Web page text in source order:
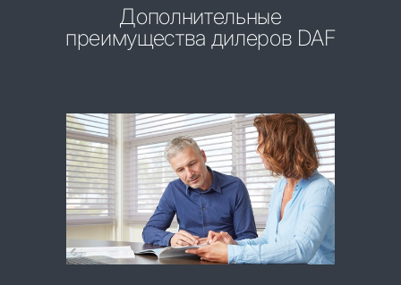
Дополнительные
преимущества дилеров DAF